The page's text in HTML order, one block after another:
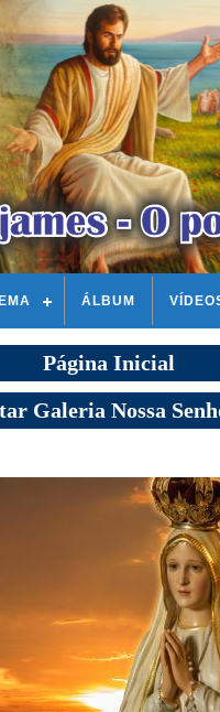
ÁLBUM
Página Inicial
Galeria Nossa